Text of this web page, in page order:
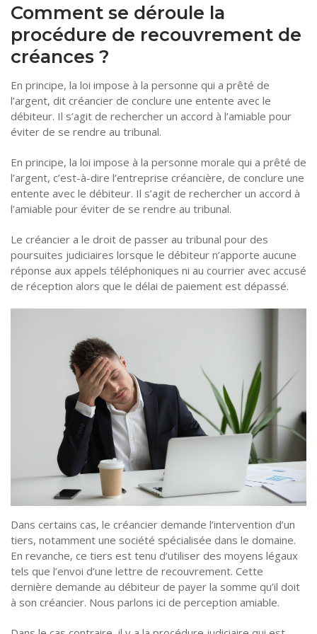
Comment se déroule la
procédure de recouvrement de
créances ?
En principe, la loi impose à la personne qui a prêté de
l’argent, dit créancier de conclure une entente avec le
débiteur. Il s’agit de rechercher un accord à l’amiable pour
éviter de se rendre au tribunal.
En principe, la loi impose à la personne morale qui a prêté de
l’argent, c’est-à-dire l’entreprise créancière, de conclure une
entente avec le débiteur. Il s’agit de rechercher un accord à
l’amiable pour éviter de se rendre au tribunal.
Le créancier a le droit de passer au tribunal pour des
poursuites judiciaires lorsque le débiteur n’apporte aucune
réponse aux appels téléphoniques ni au courrier avec accusé
de réception alors que le délai de paiement est dépassé.
Dans certains cas, le créancier demande l’intervention d’un
tiers, notamment une société spécialisée dans le domaine.
En revanche, ce tiers est tenu d’utiliser des moyens légaux
tels que l’envoi d’une lettre de recouvrement. Cette
dernière demande au débiteur de payer la somme qu’il doit
à son créancier. Nous parlons ici de perception amiable.